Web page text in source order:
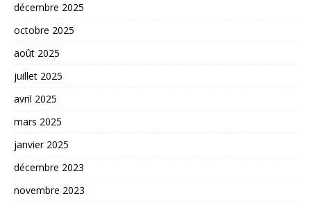
décembre 2025
octobre 2025
août 2025
juillet 2025
avril 2025
mars 2025
janvier 2025
décembre 2023
novembre 2023